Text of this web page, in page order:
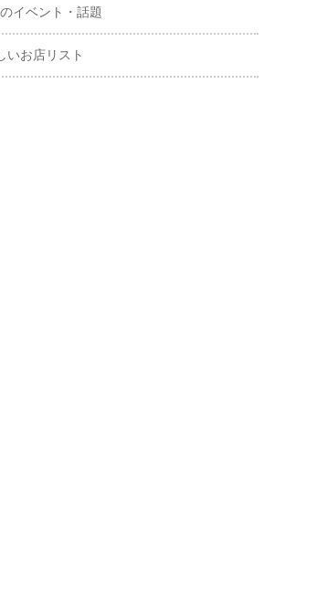
イベント・話題
いお店リスト